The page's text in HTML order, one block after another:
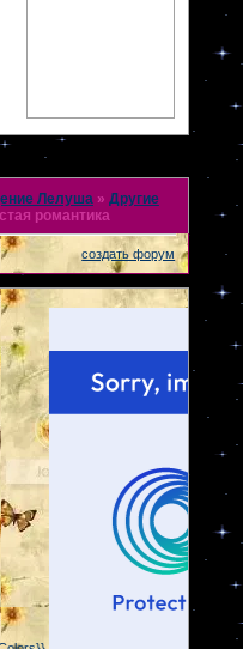
Лелуша » Другие
романтика
создать форум